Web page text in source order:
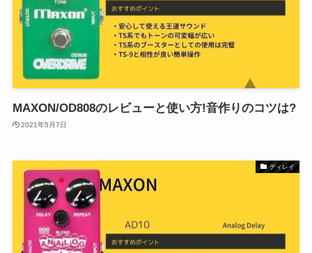
MAXON/OD808のレビューと使い方!音作りのコツは?
2021年5月7日
ディレイ